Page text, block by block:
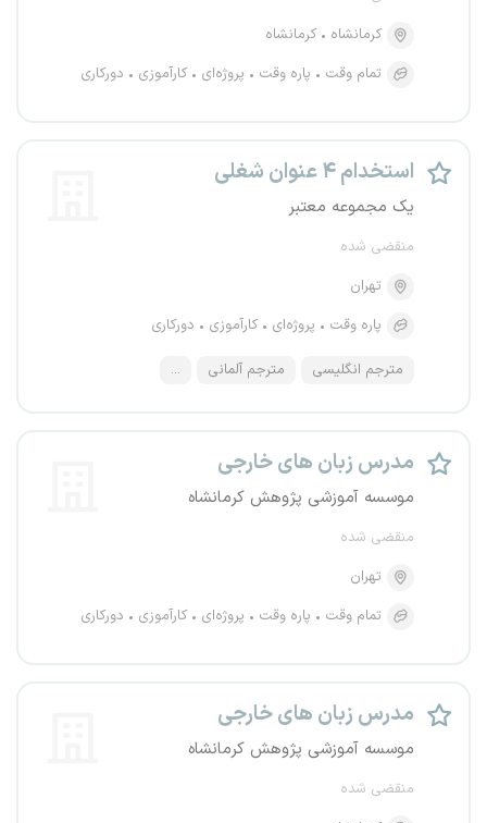
کرمانشاه
کرمانشاه
تمام وقت
پاره وقت پروژه‌ای کارآموزی دورکاری
استخدام ۴ عنوان شغلی
یک مجموعه معتبر
منقضی شده
تهران
پاره وقت
پروژه‌ای کارآموزی دورکاری
مترجم انگلیسی مترجم آلمانی ...
مدرس زبان های خارجی
موسسه آموزشی پژوهش کرمانشاه
منقضی شده
تهران
تمام وقت
پاره وقت پروژه‌ای کارآموزی دورکاری
مدرس زبان های خارجی
موسسه آموزشی پژوهش کرمانشاه
منقضی شده